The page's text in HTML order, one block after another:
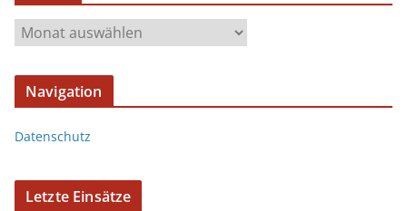
Navigation
Datenschutz
Letzte Einsätze